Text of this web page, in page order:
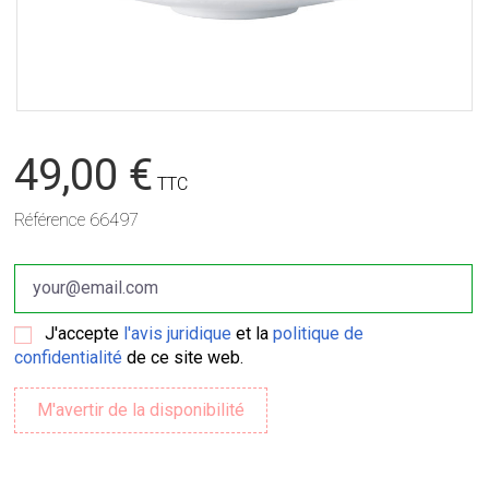
49,00 € TTC
Référence 66497
J'accepte l'avis juridique et lapolitique de
confidentialité de ce site web.